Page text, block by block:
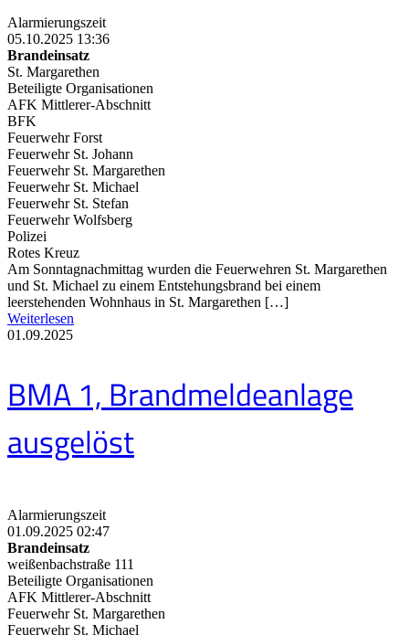
Alarmierungszeit
05.10.2025 13:36
Brandeinsatz
St. Margarethen
Beteiligte Organisationen
AFK Mittlerer-Abschnitt
BFK
Feuerwehr Forst
Feuerwehr St. Johann
Feuerwehr St. Margarethen
Feuerwehr St. Michael
Feuerwehr St. Stefan
Feuerwehr Wolfsberg
Polizei
Rotes Kreuz
Am Sonntagnachmittag wurden die Feuerwehren St. Margarethen
und St. Michael zu einem Entstehungsbrand bei einem
leerstehenden Wohnhaus in St. Margarethen […]
Weiterlesen
01.09.2025
BMA 1, Brandmeldeanlage
ausgelöst
Alarmierungszeit
01.09.2025 02:47
Brandeinsatz
weißenbachstraße 111
Beteiligte Organisationen
AFK Mittlerer-Abschnitt
Feuerwehr St. Margarethen
Feuerwehr St. Michael